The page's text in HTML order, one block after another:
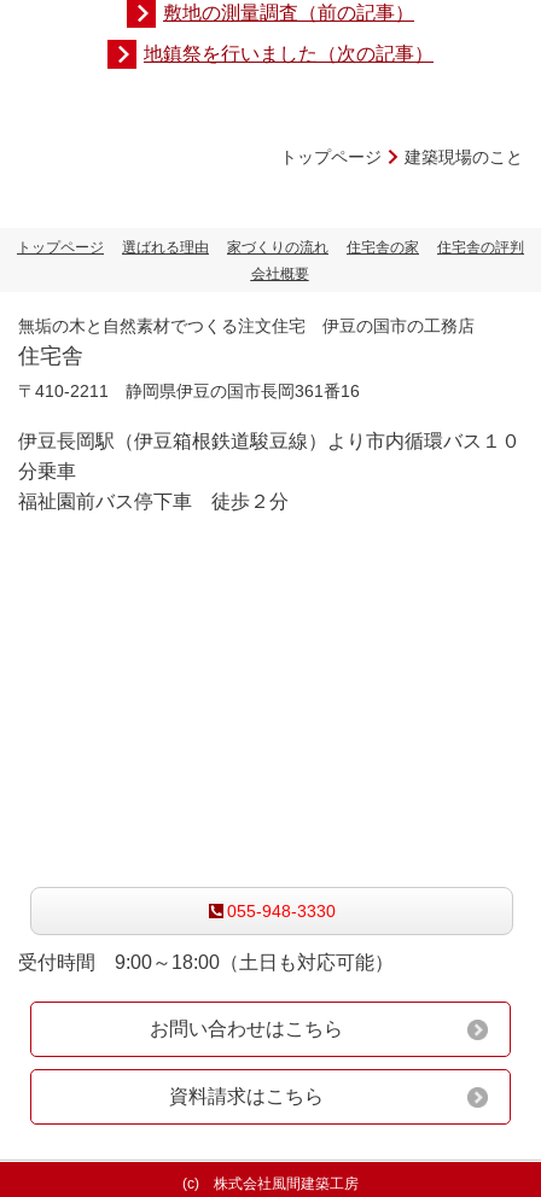
敷地の測量調査（前の記事）
地鎮祭を行いました（次の記事）
トップページ 建築現場のこと
トップページ 選ばれる理由 家づくりの流れ 住宅舎の家
住宅舎の評判
会社概要
無垢の木と自然素材でつくる注文住宅 伊豆の国市の工務店
住宅舎
〒410-2211 静岡県伊豆の国市長岡361番16
伊豆長岡駅（伊豆箱根鉄道駿豆線）より市内循環バス１０
分乗車
福祉園前バス停下車 徒歩２分
055-948-3330
受付時間 9:00～18:00（土日も対応可能）
お問い合わせはこちら
資料請求はこちら
(c) 株式会社風間建築工房